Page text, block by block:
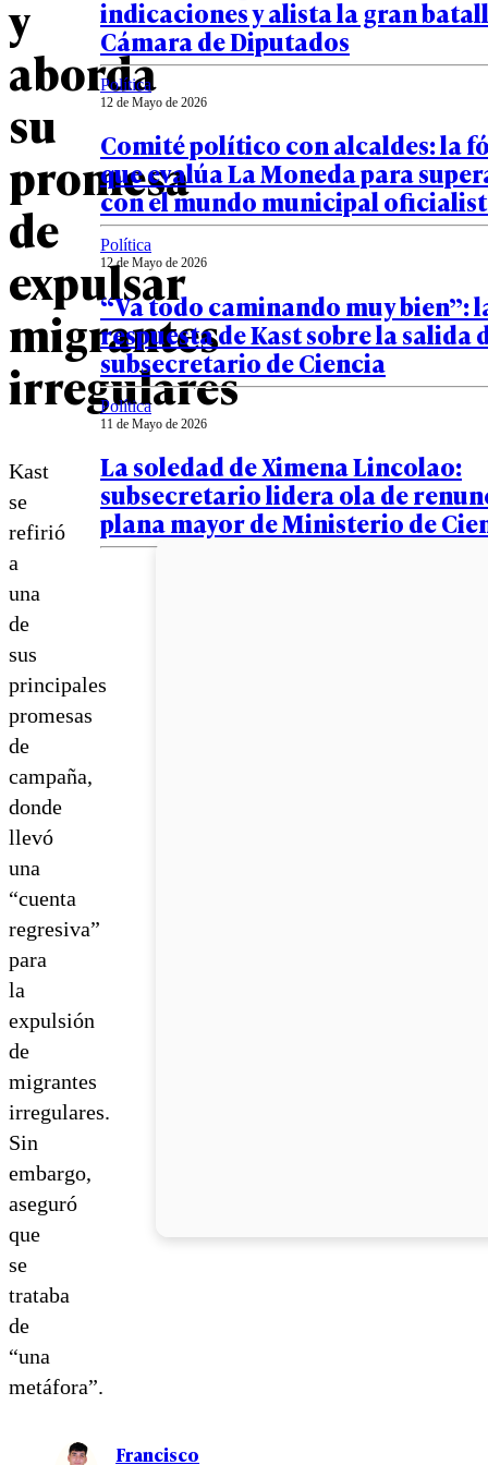
y
aborda
su
promesa
de
expulsar
migrantes
irregulares
Kast
se
refirió
a
una
de
sus
principales
promesas
de
campaña,
donde
llevó
una
“cuenta
regresiva”
para
la
expulsión
de
migrantes
irregulares.
Sin
embargo,
aseguró
que
se
trataba
de
“una
metáfora”.
Francisco
indicaciones y alista la gran
Cámara de Diputados
Política
12 de Mayo de 2026
Comité político con alcaldes: la
que evalúa La Moneda para
con el mundo municipal
Política
12 de Mayo de 2026
“Va todo caminando muy bien”:
respuesta de Kast sobre la salida
subsecretario de Ciencia
Política
11 de Mayo de 2026
La soledad de Ximena Lincolao:
subsecretario lidera ola de
plana mayor de Ministerio de